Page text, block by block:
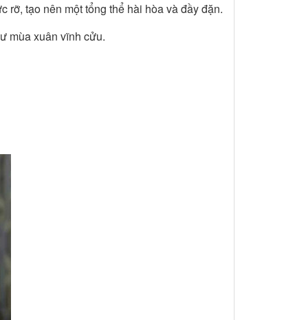
rỡ, tạo nên một tổng thể hài hòa và đầy đặn.
mùa xuân vĩnh cửu.